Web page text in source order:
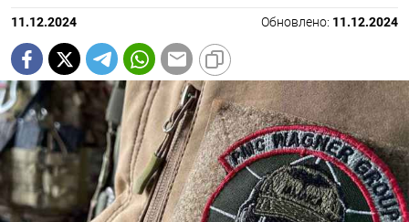
11.12.2024 Обновлено: 11.12.2024